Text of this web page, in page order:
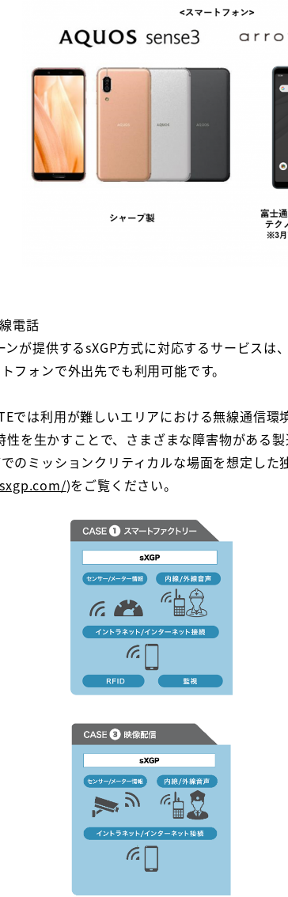
電話
ンが提供するsXGP方式に対応するサービス
フォンで外出先でも利用可能です。
では利用が難しいエリアにおける無線通信環
性を生かすことで、さまざまな障害物がある
のミッションクリティカルな場面を想定し
)をご覧ください。